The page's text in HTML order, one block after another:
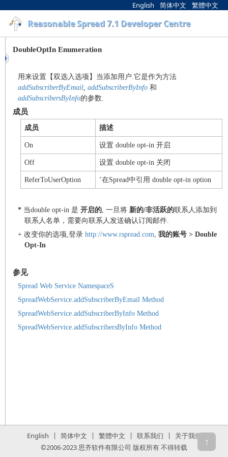
English 简体中文 繁體中文
Reasonable Spread 7.1 Developer Centre
DoubleOptIn Enumeration
用来设置【双选入选项】当添加用户.它是作为方法
addSubscriberByEmail addSubscriberByInfo 和
addSubscribersByInfo的参数
成员
成员 描述
On 设置 double opt-in 开启
Off 设置 double opt-in 关闭
ReferToUserOption +在Spread中引用 double opt-in option
* 当double opt-in 是 开启的 , 一旦将 新的/非活跃的联系人添加到
联系人名单，需要向联系人发送确认订阅邮件.
+ 改变你的选项,登录 http://www.rspread.com ,我的账号 >Double
Opt-In
参见
Spread Web Service NamespaceS
SpreadWebService.addSubscriberByEmail Method
SpreadWebService.addSubscriberByInfo Method
SpreadWebService.addSubscribersByInfo Method
English | 简体中文 | 繁體中文 | 联系我们 |
关于我们
©2006-2023 思齐软件有限公司 版权所有 不得转载
↑